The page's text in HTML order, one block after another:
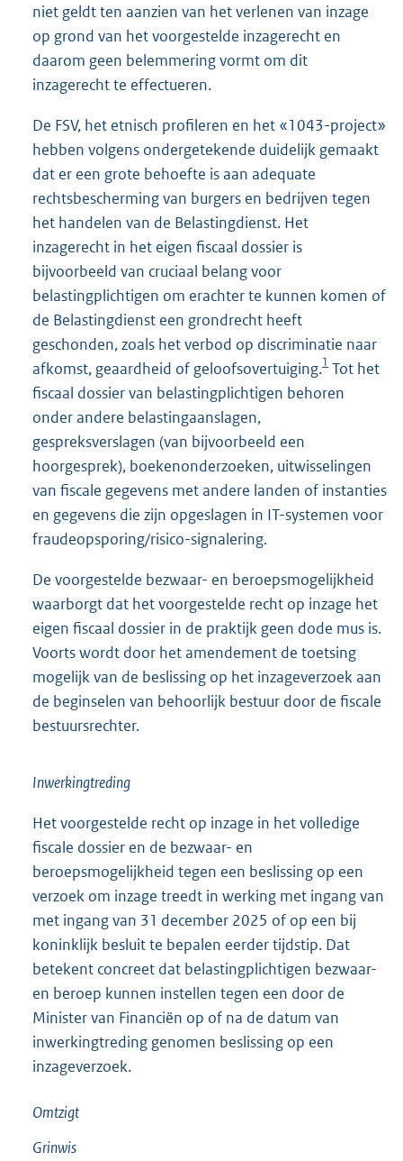
niet geldt ten aanzien van het verlenen van inzage
op grond van het voorgestelde inzagerecht en
daarom geen belemmering vormt om dit
inzagerecht te effectueren.
De FSV, het etnisch profileren en het «1043-project»
hebben volgens ondergetekende duidelijk gemaakt
dat er een grote behoefte is aan adequate
rechtsbescherming van burgers en bedrijven tegen
het handelen van de Belastingdienst. Het
inzagerecht in het eigen fiscaal dossier is
bijvoorbeeld van cruciaal belang voor
belastingplichtigen om erachter te kunnen komen of
de Belastingdienst een grondrecht heeft
geschonden, zoals het verbod op discriminatie naar
afkomst, geaardheid of geloofsovertuiging.1 Tot het
fiscaal dossier van belastingplichtigen behoren
onder andere belastingaanslagen,
gespreksverslagen (van bijvoorbeeld een
hoorgesprek), boekenonderzoeken, uitwisselingen
van fiscale gegevens met andere landen of instanties
en gegevens die zijn opgeslagen in IT-systemen voor
fraudeopsporing/risico-signalering.
De voorgestelde bezwaar- en beroepsmogelijkheid
waarborgt dat het voorgestelde recht op inzage het
eigen fiscaal dossier in de praktijk geen dode mus is.
Voorts wordt door het amendement de toetsing
mogelijk van de beslissing op het inzageverzoek aan
de beginselen van behoorlijk bestuur door de fiscale
bestuursrechter.
Inwerkingtreding
Het voorgestelde recht op inzage in het volledige
fiscale dossier en de bezwaar- en
beroepsmogelijkheid tegen een beslissing op een
verzoek om inzage treedt in werking met ingang van
met ingang van 31 december 2025 of op een bij
koninklijk besluit te bepalen eerder tijdstip. Dat
betekent concreet dat belastingplichtigen bezwaar-
en beroep kunnen instellen tegen een door de
Minister van Financiën op of na de datum van
inwerkingtreding genomen beslissing op een
inzageverzoek.
Omtzigt
Grinwis